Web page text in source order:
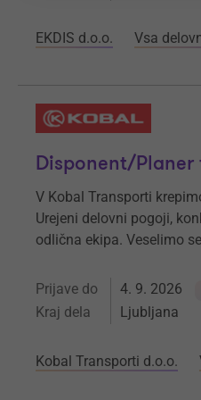
EKDIS d.o.o. Vsa
Disponent/
V Kobal Transporti
Urejeni delovni pogoji,
odlična ekipa. Veselimo
Prijave do 4. 9. 2026
Kraj dela Ljubljana
Kobal Transporti d.o.o.